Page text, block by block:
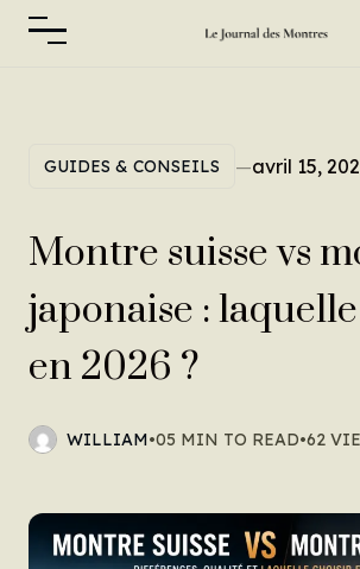
GUIDES & CONSEILS —avril 15,
Montre suisse vs
japonaise :
en 2026 ?
WILLIAM•05 MIN TO READ•62